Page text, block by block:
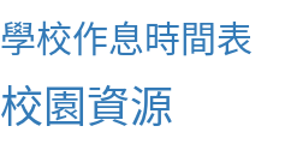
學校作息時間表
校園資源